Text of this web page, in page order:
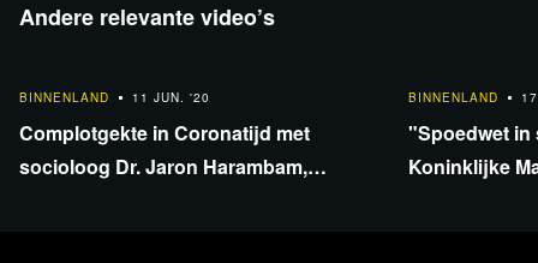
Andere relevante video’s
BINNENLAND
11 JUN. '20
Complotgekte in Coronatijd met
socioloog Dr. Jaron Harambam,
BINNENLAND
"Spoedwet in
Koninklijke